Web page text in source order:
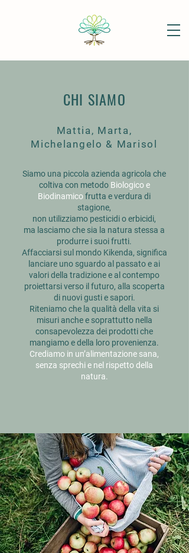
CHI SIAMO
Mattia, Marta,
Michelangelo & Marisol
Siamo una piccola azienda agricola che
coltiva con metodo Biologico e
Biodinamicofrutta e verdura di
stagione,
non utilizziamo pesticidi o erbicidi,
ma lasciamo che sia la natura stessa a
produrre i suoi frutti.
Affacciarsi sul mondo Kikenda, significa
lanciare uno sguardo al passato e ai
valori della tradizione e al contempo
proiettarsi verso il futuro, alla scoperta
di nuovi gusti e sapori.
Riteniamo che la qualità della vita si
misuri anche e soprattutto nella
consapevolezza dei prodotti che
mangiamo e della loro provenienza.
Crediamo in un’alimentazione sana,
senza sprechi e nel rispetto della
natura.